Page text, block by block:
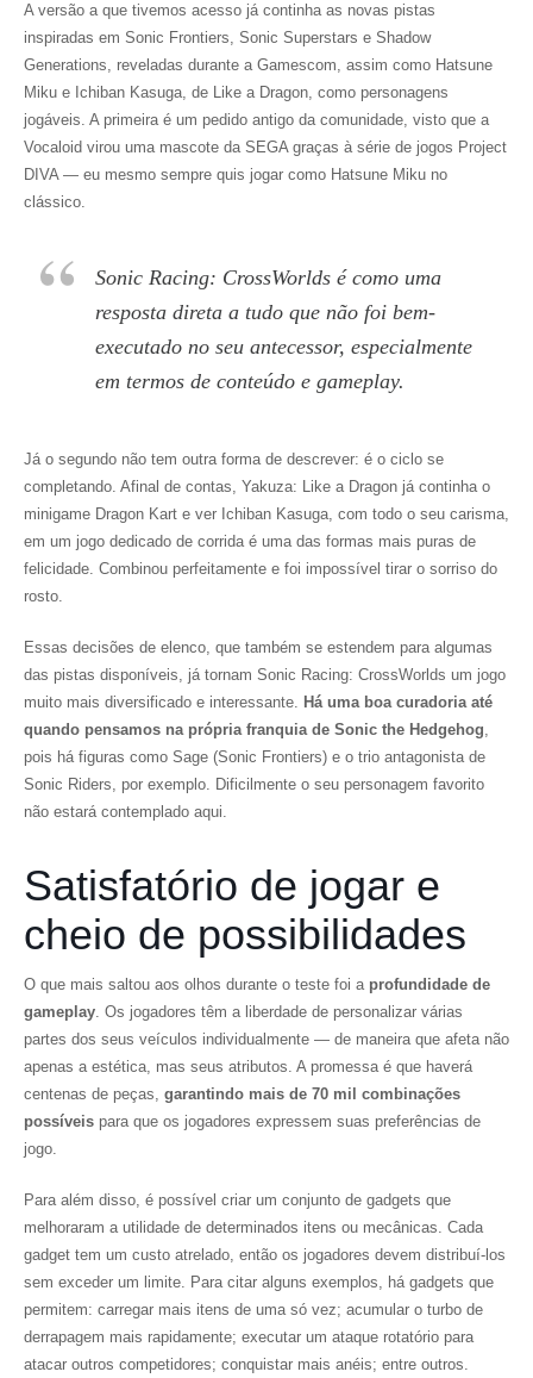
A versão a que tivemos acesso já continha as novas pistas
inspiradas em Sonic Frontiers, Sonic Superstars e Shadow
Generations, reveladas durante a Gamescom, assim como Hatsune
Miku e Ichiban Kasuga, de Like a Dragon, como personagens
jogáveis. A primeira é um pedido antigo da comunidade, visto que a
Vocaloid virou uma mascote da SEGA graças à série de jogos Project
DIVA— eu mesmo sempre quis jogar como Hatsune Miku no
clássico.
Sonic Racing: CrossWorlds é como uma
resposta direta a tudo que não foi bem-
executado no seu antecessor, especialmente
em termos de conteúdo e gameplay.
Já o segundo não tem outra forma de descrever: é o ciclo se
completando. Afinal de contas, Yakuza: Like a Dragon já continha o
minigame Dragon Kart e ver Ichiban Kasuga, com todo o seu carisma,
em um jogo dedicado de corrida é uma das formas mais puras de
felicidade. Combinou perfeitamente e foi impossível tirar o sorriso do
rosto.
Essas decisões de elenco, que também se estendem para algumas
das pistas disponíveis, já tornam Sonic Racing: CrossWorlds um jogo
muito mais diversificado e interessante. Há uma boa curadoria até
quando pensamos na própria franquia de Sonic the Hedgehog,
pois há figuras como Sage (Sonic Frontiers) e o trio antagonista de
Sonic Riders, por exemplo. Dificilmente o seu personagem favorito
não estará contemplado aqui.
Satisfatório de jogar e
cheio de possibilidades
O que mais saltou aos olhos durante o teste foi a profundidade de
gameplay. Os jogadores têm a liberdade de personalizar várias
partes dos seus veículos individualmente — de maneira que afeta não
apenas a estética, mas seus atributos. A promessa é que haverá
centenas de peças, garantindo mais de 70 mil combinações
possíveis para que os jogadores expressem suas preferências de
jogo.
Para além disso, é possível criar um conjunto de gadgets que
melhoraram a utilidade de determinados itens ou mecânicas. Cada
gadget tem um custo atrelado, então os jogadores devem distribuí-los
sem exceder um limite. Para citar alguns exemplos, há gadgets que
permitem: carregar mais itens de uma só vez; acumular o turbo de
derrapagem mais rapidamente; executar um ataque rotatório para
atacar outros competidores; conquistar mais anéis; entre outros.